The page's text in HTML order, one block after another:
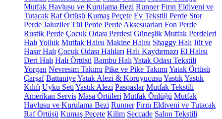
Mutfak Havlusu ve Kurulama Bezi Runner Fırın Eldiveni ve
Tutacak Raf Örtüsü Kumaş Peçete Ev Tekstili Perde Stor
Perde Jaluziler Tül Perde Perde Aksesuarları Fon Perde
Rustik Perde Çocuk Odası Perdesi Güneşlik Mutfak Perdeleri
Halı Yolluk Mutfak Halısı Makine Halısı Shaggy Halı Jüt ve
Hasır Halı Çocuk Odası Halıları Halı Kaydırmazı El Halısı
Deri Halı Halı Örtüsü Bambu Halı Yatak Odası Tekstili
Yorgan Nevresim Takımı Pike ve Pike Takımı Yatak Örtüsü
Çarşaf BattaniyeYatak Alezi & Koruyucusu YastıkYastık
Kılıfı Uyku Seti Yastık Alezi Paspaslar Mutfak Tekstili
Amerikan Servis Masa Örtüleri Mutfak Önlüğü Mutfak
Havlusu ve Kurulama Bezi Runner Fırın Eldiveni ve Tutacak
Raf Örtüsü Kumaş Peçete Kilim Seccade Salon Tekstili